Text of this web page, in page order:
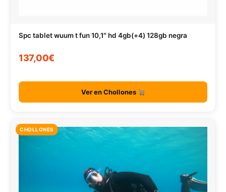
Spc tablet wuum t fun 10,1″ hd 4gb(+4) 128gb negra
137,00€
Ver en Chollones
CHOLLONES